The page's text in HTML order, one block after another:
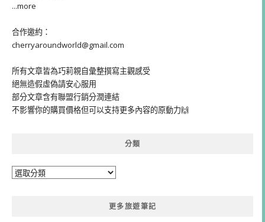
...more
合作邀約：
cherryaroundworld@gmail.com
所有文章皆為巧莉親自彙整撰寫主觀感受
絕無造假虛偽請安心服用
部分文章含有聯盟行銷分潤連結
不影響你的購買價格但可以支持更多內容的原動力🙌
分類
分
更多旅遊筆記